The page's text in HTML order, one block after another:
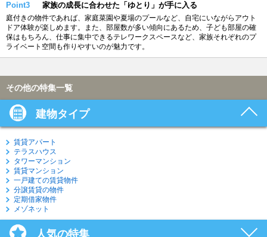
Point3 家族の成長に合わせた「ゆとり」が手に入る
庭付きの物件であれば、家庭菜園や夏場のプールなど、自宅にいながらアウト
ドア体験が楽しめます。また、部屋数が多い傾向にあるため、子ども部屋の確
保はもちろん、仕事に集中できるテレワークスペースなど、家族それぞれのプ
ライベート空間も作りやすいのが魅力です。
その他の特集一覧
建物タイプ
賃貸アパート
テラスハウス
タワーマンション
賃貸マンション
一戸建ての賃貸物件
分譲賃貸の物件
定期借家物件
メゾネット
人気の特集